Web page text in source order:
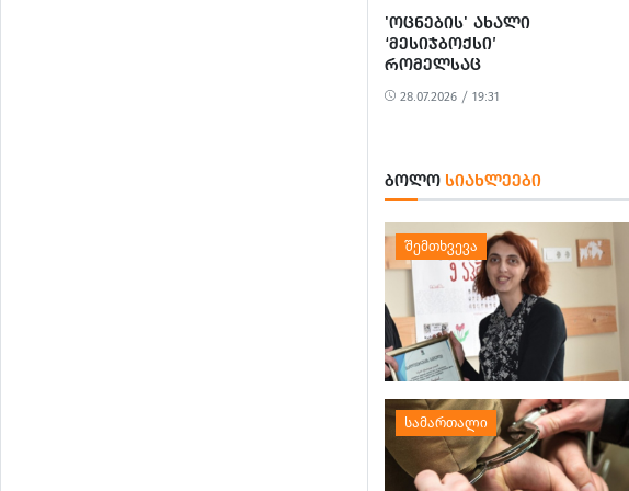
'ᲝᲪᲜᲔᲑᲘᲡ' ᲐᲮᲐᲚᲘ
‘ᲛᲔᲡᲘᲯᲑᲝᲥᲡᲘ’
ᲠᲝᲛᲔᲚᲡᲐᲪ
ᲒᲣᲑᲔᲠᲜᲐᲢᲝᲠᲘ, ᲛᲔᲠᲔᲑᲘ,
ᲛᲐᲗᲘ ᲛᲝᲐᲓᲒᲘᲚᲔᲔᲑᲘ ᲓᲐ
28.07.2026 / 19:31
ᲑᲝᲚᲝ ᲡᲘᲐᲮᲚᲔᲔᲑᲘ